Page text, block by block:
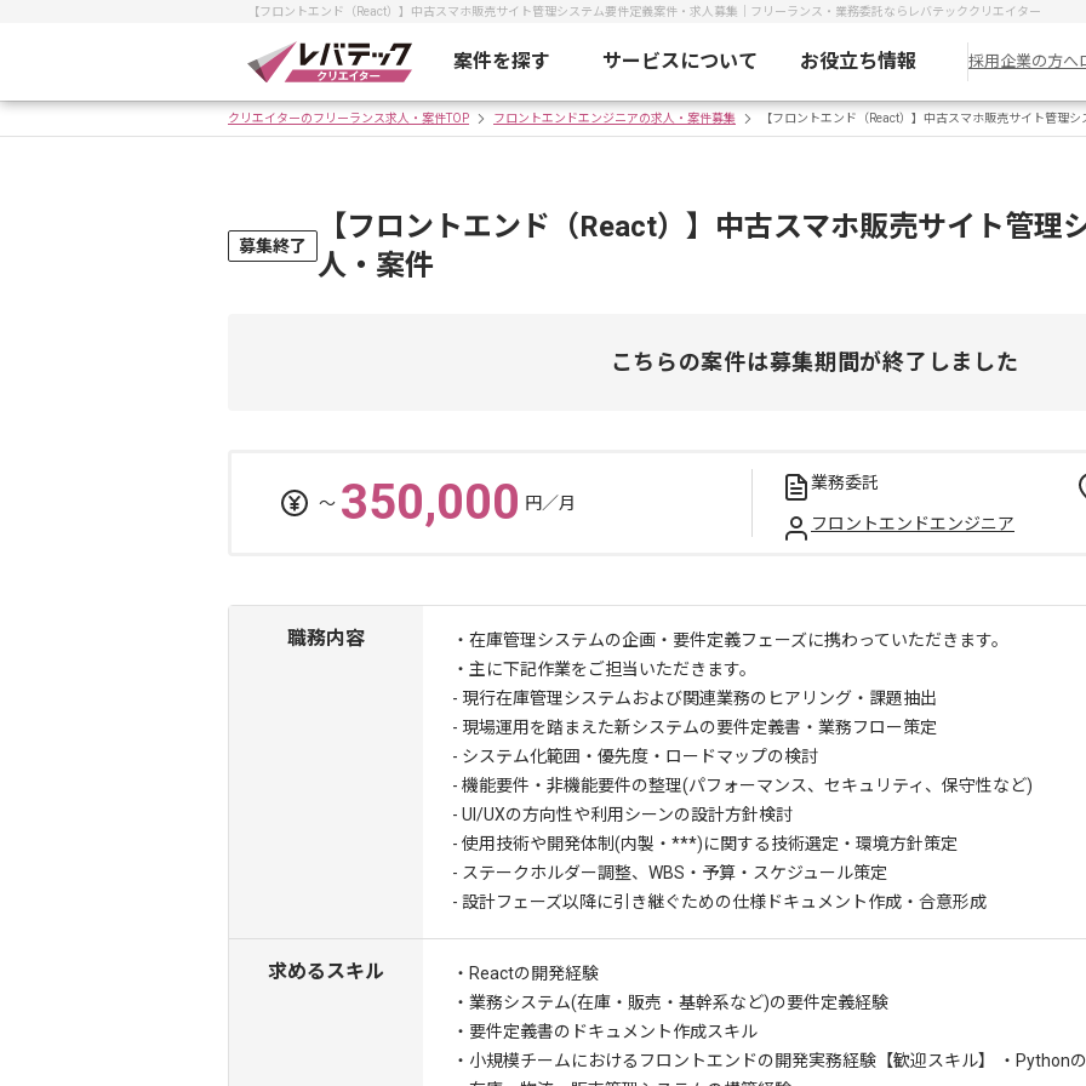
【フロントエンド（React）】中古スマホ販売サイト管理システム要件定義案件・求人募集｜フリーランス・業務委託ならレバテッククリエイター
案件を探す サービスについて お役立ち情報 採用企業の方へ
クリエイターのフリーランス求人・案件TOP フロントエンドエンジニアの求人・案件募集 【フロントエンド（React）】中古スマホ販売サイト管理
募集終了
【フロントエンド（React）】中古スマホ販売サイト管理
人・案件
こちらの案件は募集期間が終了しました
〜 350,000 円／月
業務委託
フロントエンドエンジニア
職務内容
・在庫管理システムの企画・要件定義フェーズに携わっていただきます。
・主に下記作業をご担当いただきます。
- 現行在庫管理システムおよび関連業務のヒアリング・課題抽出
- 現場運用を踏まえた新システムの要件定義書・業務フロー策定
- システム化範囲・優先度・ロードマップの検討
- 機能要件・非機能要件の整理(パフォーマンス、セキュリティ、保守性など)
- UI/UXの方向性や利用シーンの設計方針検討
- 使用技術や開発体制(内製・***)に関する技術選定・環境方針策定
- ステークホルダー調整、WBS・予算・スケジュール策定
- 設計フェーズ以降に引き継ぐための仕様ドキュメント作成・合意形成
求めるスキル
・Reactの開発経験
・業務システム(在庫・販売・基幹系など)の要件定義経験
・要件定義書のドキュメント作成スキル
・小規模チームにおけるフロントエンドの開発実務経験 【歓迎スキル】 ・Python